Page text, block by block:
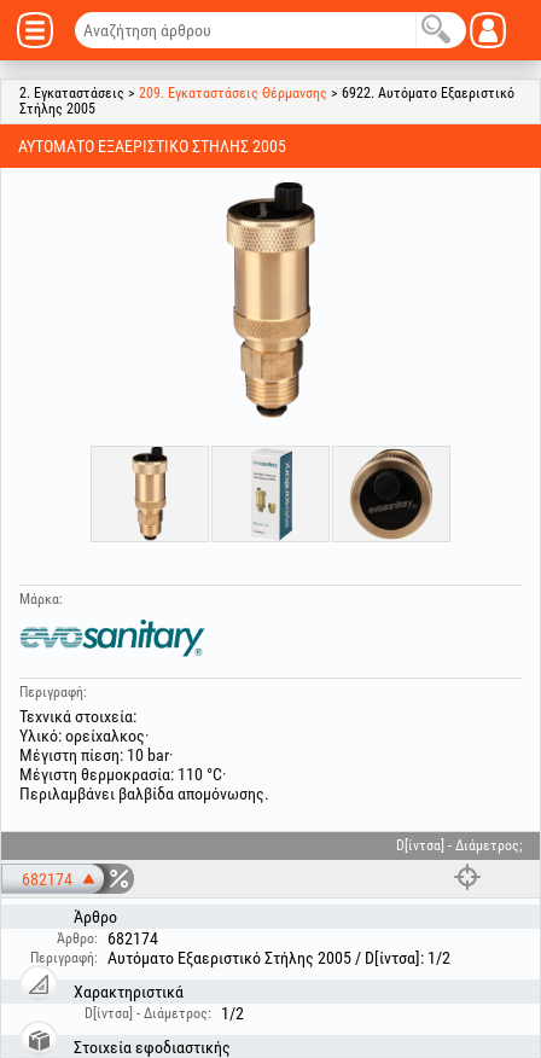
2. Εγκαταστάσεις > 209. Εγκαταστάσεις Θέρμανσης > 6922. Αυτόματο Εξαεριστικό
Στήλης 2005
ΑΥΤΌΜΑΤΟ ΕΞΑΕΡΙΣΤΙΚΌ ΣΤΉΛΗΣ 2005
Μάρκα:
Περιγραφή:
Τεχνικά στοιχεία:
Υλικό: ορείχαλκος·
Μέγιστη πίεση: 10 bar·
Μέγιστη θερμοκρασία: 110 °C·
Περιλαμβάνει βαλβίδα απομόνωσης.
D[ίντσα] - Διάμετρος;
682174
Άρθρο
Άρθρο: 682174
Περιγραφή:
Αυτόματο Εξαεριστικό Στήλης 2005 / D[ίντσα]: 1/2
Χαρακτηριστικά
D[ίντσα] - Διάμετρος:
1/2
Στοιχεία εφοδιαστικής